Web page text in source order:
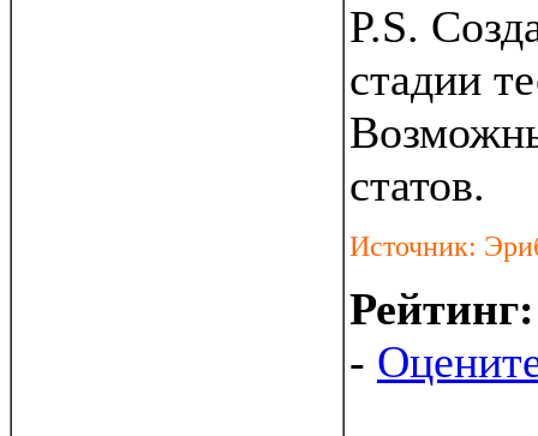
P.S.
стадии
статов.
Источник:
-